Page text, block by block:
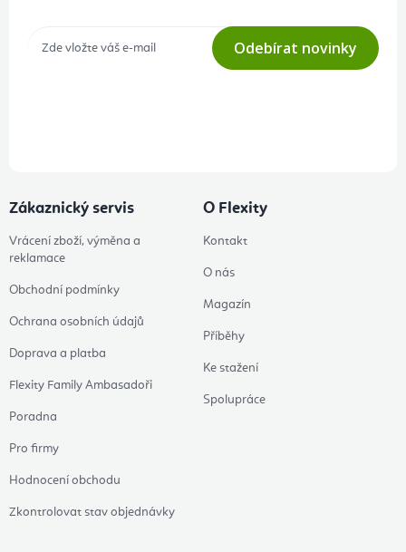
Odebírat novinky
Zákaznický servis
Vrácení zboží, výměna a
reklamace
Obchodní podmínky
Ochrana osobních údajů
Doprava a platba
Flexity Family Ambasadoři
Poradna
Pro firmy
Hodnocení obchodu
Zkontrolovat stav objednávky
O Flexity
Kontakt
O nás
Magazín
Příběhy
Ke stažení
Spolupráce